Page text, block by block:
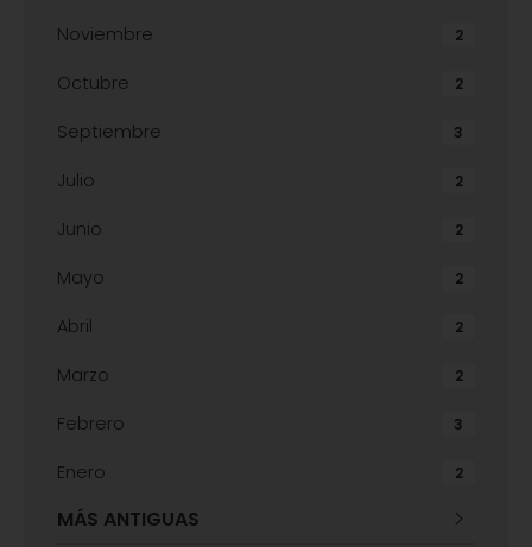
Noviembre 2
Octubre 2
Septiembre 3
Julio 2
Junio 2
Mayo 2
Abril 2
Marzo 2
Febrero 3
Enero 2
MÁS ANTIGUAS